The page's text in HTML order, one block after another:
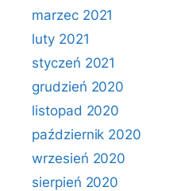
marzec 2021
luty 2021
styczeń 2021
grudzień 2020
listopad 2020
październik 2020
wrzesień 2020
sierpień 2020